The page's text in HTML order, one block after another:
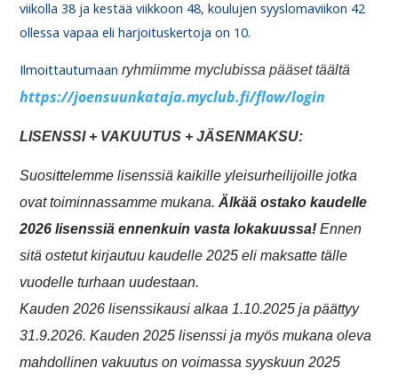
viikolla 38 ja kestää viikkoon 48, koulujen syyslomaviikon 42
ollessa vapaa eli harjoituskertoja on 10.
Ilmoittautumaanryhmiimme myclubissa pääset täältä
https://joensuunkataja.myclub.fi/flow/login
LISENSSI + VAKUUTUS + JÄSENMAKSU:
Suosittelemme lisenssiä kaikille yleisurheilijoille jotka
ovat toiminnassamme mukana.Älkää ostako kaudelle
2026 lisenssiä ennenkuin vasta lokakuussa! Ennen
sitä ostetut kirjautuu kaudelle 2025 eli maksatte tälle
vuodelle turhaan uudestaan.
Kauden 2026 lisenssikausi alkaa 1.10.2025 ja päättyy
31.9.2026. Kauden 2025 lisenssi ja myös mukana oleva
mahdollinen vakuutus on voimassa syyskuun 2025